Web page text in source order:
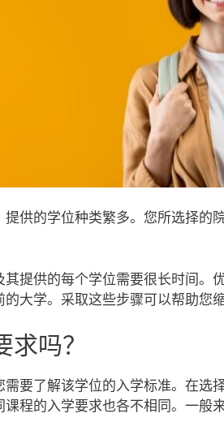
供的学位种类繁多。您所选择的
其提供的每个学位需要很长时间
大学。采取这些步骤可以帮助您
吗？
要了解该学位的入学标准。在选
程的入学要求也各不相同。一般